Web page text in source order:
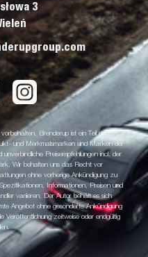
3
Brenderup ist ein Teil der
und Merkmalsmarken sind Marken der
Preisempfehlungen incl. der
Wir behalten uns das Recht vor
ohne vorherige Ankündigung zu
Informationen, Preisen und
variieren. Der Autor behält es sich
Angebot ohne gesonderte Ankündigung
zeitweise oder endgültig